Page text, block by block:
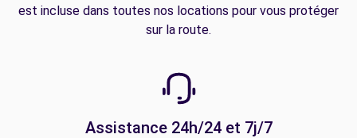
est incluse dans toutes nos locations pour vous protéger
sur la route.
Assistance 24h/24 et 7j/7